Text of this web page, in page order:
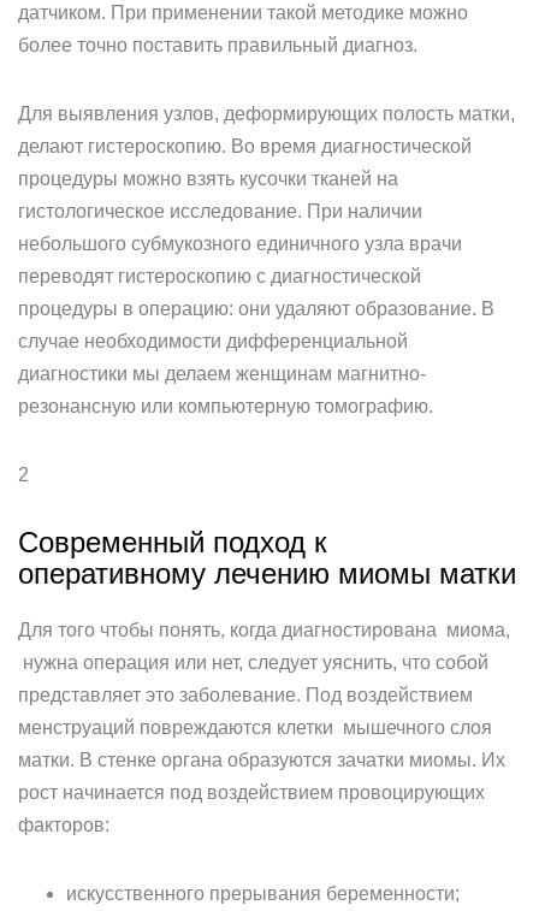
датчиком. При применении такой методике можно
более точно поставить правильный диагноз.
Для выявления узлов, деформирующих полость матки,
делают гистероскопию. Во время диагностической
процедуры можно взять кусочки тканей на
гистологическое исследование. При наличии
небольшого субмукозного единичного узла врачи
переводят гистероскопию с диагностической
процедуры в операцию: они удаляют образование. В
случае необходимости дифференциальной
диагностики мы делаем женщинам магнитно-
резонансную или компьютерную томографию.
2
Современный подход к
оперативному лечению миомы матки
Для того чтобы понять, когда диагностирована миома,
нужна операция или нет, следует уяснить, что собой
представляет это заболевание. Под воздействием
менструаций повреждаются клетки мышечного слоя
матки. В стенке органа образуются зачатки миомы. Их
рост начинается под воздействием провоцирующих
факторов:
искусственного прерывания беременности;